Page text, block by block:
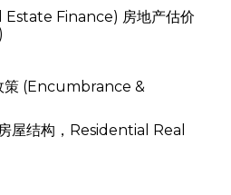
Estate Finance) 房地产估价
策 (Encumbrance &
屋结构，Residential Real